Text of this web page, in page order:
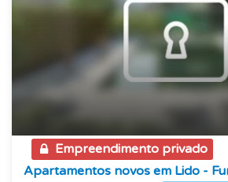
Empreendimento privado
Apartamentos novos em Lido -